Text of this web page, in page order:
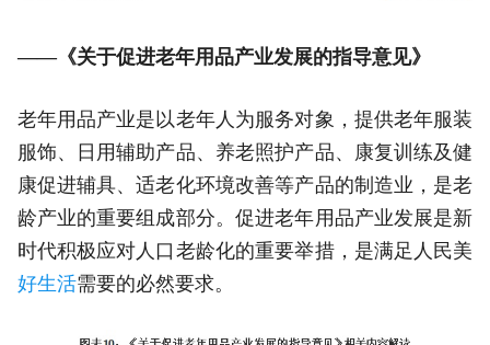
——《关于促进老年用品产业发展的指导意见》
老年用品产业是以老年人为服务对象，提供老年服装
服饰、日用辅助产品、养老照护产品、康复训练及健
康促进辅具、适老化环境改善等产品的制造业，是老
龄产业的重要组成部分。促进老年用品产业发展是新
时代积极应对人口老龄化的重要举措，是满足人民美
好生活需要的必然要求。